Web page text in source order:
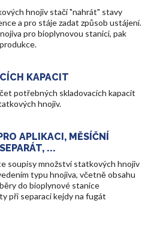
hnojiv stačí "nahrát" stavy
a pro stáje zadat způsob ustájení.
pro bioplynovou stanici, pak
KAPACIT
potřebných skladovacích kapacit
hnojiv.
APLIKACI, MĚSÍČNÍ
...
soupisy množství statkových hnojiv
typu hnojiva, včetně obsahu
do bioplynové stanice
při separaci kejdy na fugát